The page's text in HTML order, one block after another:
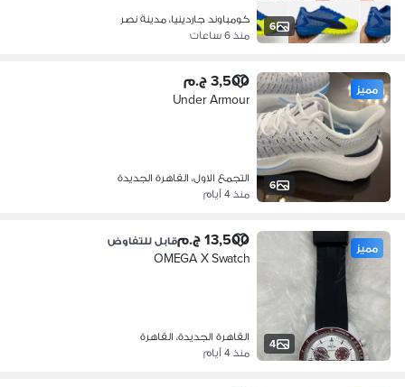
6
كومباوند جاردينيا، مدينة نصر
منذ 6 ساعات
6
مميز 3,500 ج.م
Under Armour
التجمع الاول، القاهرة الجديدة
منذ 4 أيام
4
مميز 13,500 ج.م قابل للتفاوض
OMEGA X Swatch
القاهرة الجديدة، القاهرة
منذ 4 أيام